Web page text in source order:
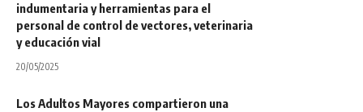
indumentaria y herramientas para el
personal de control de vectores, veterinaria
y educación vial
20/05/2025
Los Adultos Mayores compartieron una